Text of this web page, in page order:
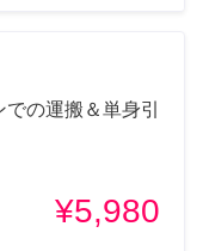
の運搬＆単身引
¥5,980